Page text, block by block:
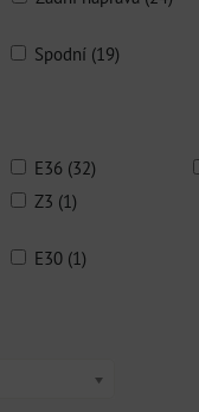
Spodní (19)
E36 (32)
Z3 (1)
E30 (1)